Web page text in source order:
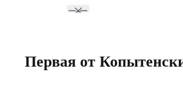
Первая от